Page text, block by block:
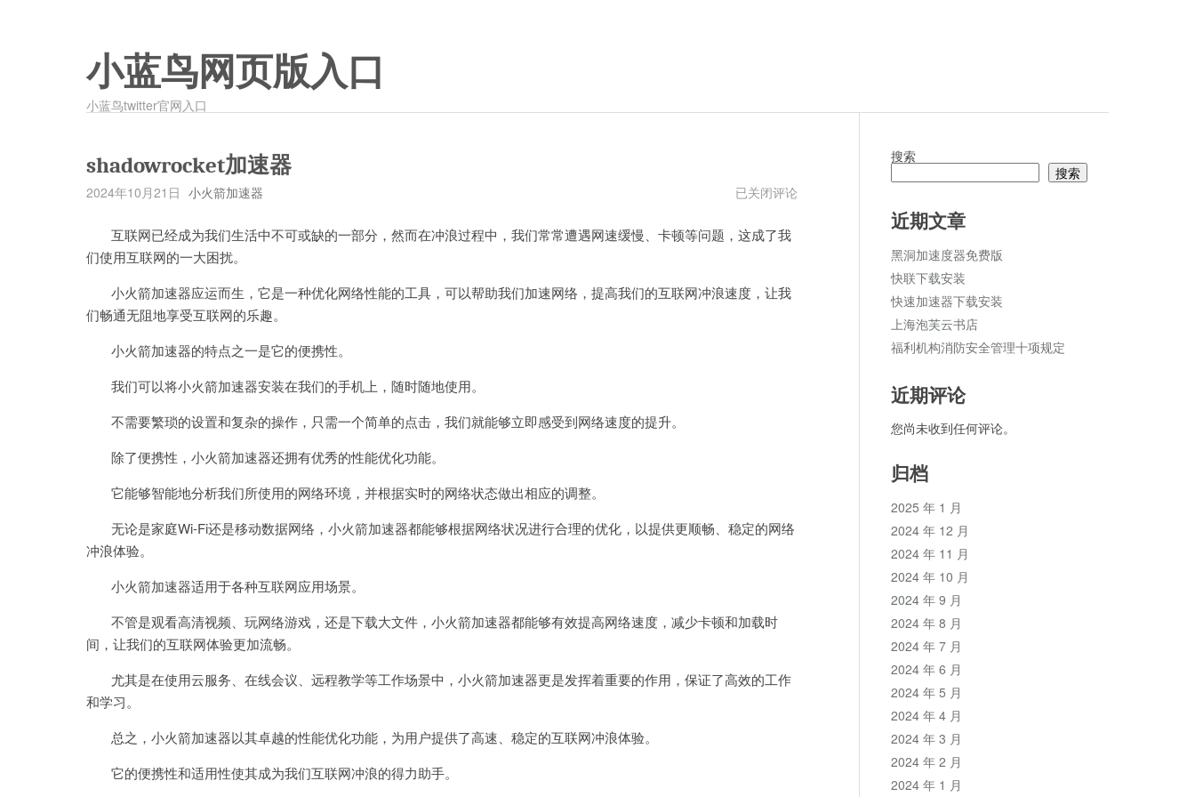
小蓝鸟网页版入口
小蓝鸟twitter官网入口
shadowrocket加速器
2024年10月21日 小火箭加速器
shadowrocket
器
已关闭评论
互联网已经成为我们生活中不可或缺的一部分，然而在冲浪过程中，我们常常遭遇网速缓慢、卡顿等问题，这成了我
们使用互联网的一大困扰。
小火箭加速器应运而生，它是一种优化网络性能的工具，可以帮助我们加速网络，提高我们的互联网冲浪速度，让我
们畅通无阻地享受互联网的乐趣。
小火箭加速器的特点之一是它的便携性。
我们可以将小火箭加速器安装在我们的手机上，随时随地使用。
不需要繁琐的设置和复杂的操作，只需一个简单的点击，我们就能够立即感受到网络速度的提升。
除了便携性，小火箭加速器还拥有优秀的性能优化功能。
它能够智能地分析我们所使用的网络环境，并根据实时的网络状态做出相应的调整。
无论是家庭Wi-Fi还是移动数据网络，小火箭加速器都能够根据网络状况进行合理的优化，以提供更顺畅、稳定的网络
冲浪体验。
小火箭加速器适用于各种互联网应用场景。
不管是观看高清视频、玩网络游戏，还是下载大文件，小火箭加速器都能够有效提高网络速度，减少卡顿和加载时
间，让我们的互联网体验更加流畅。
尤其是在使用云服务、在线会议、远程教学等工作场景中，小火箭加速器更是发挥着重要的作用，保证了高效的工作
和学习。
总之，小火箭加速器以其卓越的性能优化功能，为用户提供了高速、稳定的互联网冲浪体验。
它的便携性和适用性使其成为我们互联网冲浪的得力助手。
搜索
搜索
近期文章
黑洞加速度器免费版
快联下载安装
快速加速器下载安装
上海泡芙云书店
福利机构消防安全管理十项规定
近期评论
您尚未收到任何评论。
归档
2025 年 1 月
2024 年 12 月
2024 年 11 月
2024 年 10 月
2024 年 9 月
2024 年 8 月
2024 年 7 月
2024 年 6 月
2024 年 5 月
2024 年 4 月
2024 年 3 月
2024 年 2 月
2024 年 1 月